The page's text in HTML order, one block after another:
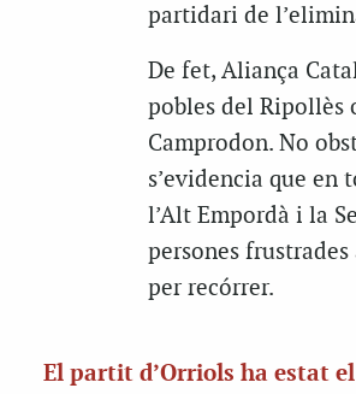
partidari de
De fet, Aliança
pobles del Ripollès
Camprodon. No
s’evidencia que
l’Alt Empordà i la
persones
per recórrer.
El partit d’Orriols ha estat